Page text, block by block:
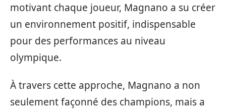
motivant chaque joueur, Magnano a su créer
un environnement positif, indispensable
pour des performances au niveau
olympique.
À travers cette approche, Magnano a non
seulement façonné des champions, mais a